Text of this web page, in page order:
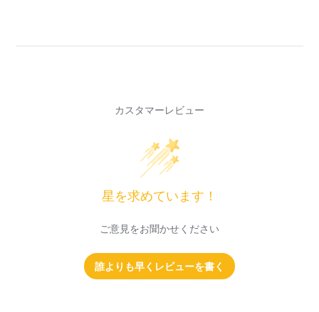
カスタマーレビュー
星を求めています！
ご意見をお聞かせください
誰よりも早くレビューを書く